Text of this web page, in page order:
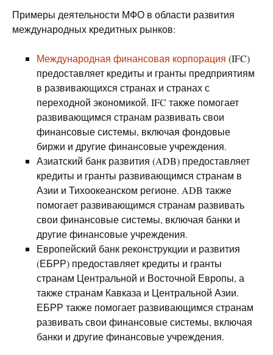
Примеры деятельности МФО в области развития
международных кредитных рынков:
Международная финансовая корпорация (IFC)
предоставляет кредиты и гранты предприятиям
в развивающихся странах и странах с
переходной экономикой. IFC также помогает
развивающимся странам развивать свои
финансовые системы, включая фондовые
биржи и другие финансовые учреждения.
Азиатский банк развития (ADB) предоставляет
кредиты и гранты развивающимся странам в
Азии и Тихоокеанском регионе. ADB также
помогает развивающимся странам развивать
свои финансовые системы, включая банки и
другие финансовые учреждения.
Европейский банк реконструкции и развития
(ЕБРР) предоставляет кредиты и гранты
странам Центральной и Восточной Европы, а
также странам Кавказа и Центральной Азии.
ЕБРР также помогает развивающимся странам
развивать свои финансовые системы, включая
банки и другие финансовые учреждения.